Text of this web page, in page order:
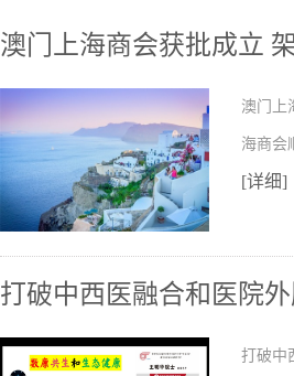
澳门上海商会获批成立
澳门上
海商会
[详细]
打破中西医融合和医院
打破中